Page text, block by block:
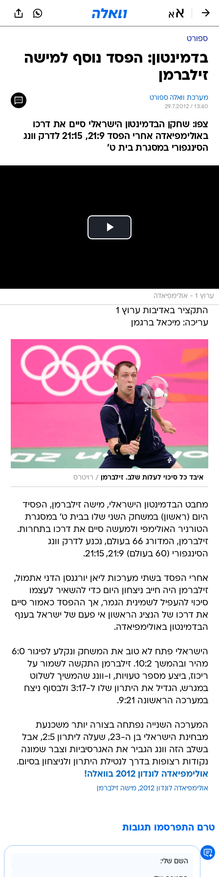
ספורט
בדמינטון: הפסד נוסף למישה
זילברמן
מערכת וואלה ספורט
29.7.2012 / 13:40
צפו: שחקן הבדמינטון הישראלי סיים את דרכו
באולימפיאדה אחרי הפסד 21:9, 21:15 לדרק וונג
הסינגפורי במסגרת בית ט'
ערוץ 1 - אולימפיאדה
התקציר באדיבות ערוץ 1
עריכה: מיכאל ברגמן
איבד כל סיכוי לעלות שלב. זילברמן / רויטרס
מחבט הבדמינטון הישראלי, מישה זילברמן, הפסיד
היום (ראשון) במשחק השני שלו בבית ט' במסגרת
הטורניר האולימפי ולמעשה סיים את דרכו בתחרות.
זילברמן, המדורג 66 בעולם, נכנע לדרק וונג
הסינגפורי (60 בעולם) 21:9, 21:15.
אחרי הפסד בשתי מערכות ליאן יורגנסן הדני אתמול,
זילברמן היה חייב ניצחון היום כדי להשאיר לעצמו
סיכוי להעפיל לשמינית הגמר, אך ההפסד כאמור סיים
את דרכו של הנציג הראשון אי פעם של ישראל בענף
הבדמינטון באולימפיאדה.
הישראלי פתח לא טוב את המשחק ונקלע לפיגור 6:0
מהיר ובהמשך 10:2. זילברמן התקשה לשמור על
ריכוז, ביצע מספר טעויות, ו-וונג שהמשיך לשלוט
במגרש, הגדיל את היתרון שלו ל-3:17 ולבסוף ניצח
במערכה הראשונה 9:21.
המערכה השנייה נפתחה בצורה יותר משכנעת
מבחינת הישראלי בן ה-23, שעלה ליתרון 2:5, אבל
בשלב הזה וונג הגביר את האגרסיביות וצבר שמונה
נקודות רצופות בדרך לנטילת היתרון ולניצחון בסיום.
אולימפיאדה לונדון 2012 בוואלה!
אולימפיאדה לונדון 2012 מישה זילברמן
טרם התפרסמו תגובות